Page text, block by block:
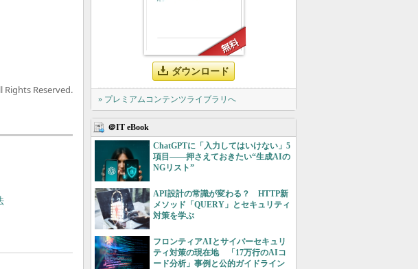
Reserved.
ダウンロード
» プレミアムコンテンツライブラリへ
＠IT eBook
ChatGPTに「入力してはいけない」5
項目――押さえておきたい“生成AIの
NGリスト”
API設計の常識が変わる？ HTTP新
メソッド「QUERY」とセキュリティ
対策を学ぶ
フロンティアAIとサイバーセキュリ
ティ対策の現在地 「17万行のAIコ
ード分析」事例と公的ガイドライン